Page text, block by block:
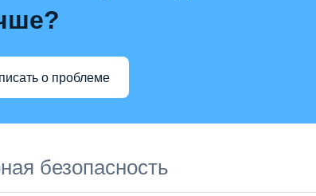
о проблеме
безопасность